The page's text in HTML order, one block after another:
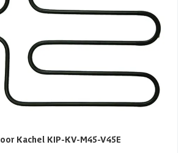
Kachel KIP-KV-M45-V45E